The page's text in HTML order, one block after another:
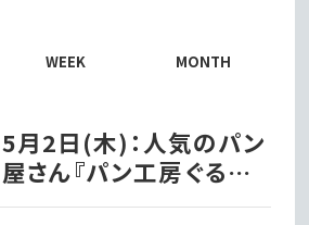
WEEK MONTH
5月2日(木)：人気のパン
屋さん『パン工房ぐるぐる
笠原店』として水戸市笠